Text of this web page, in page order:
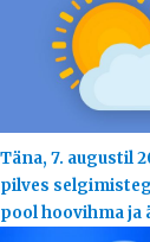
Täna, 7. augustil
pilves
pool hoovihma ja